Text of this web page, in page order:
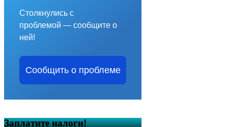
Столкнулись с
проблемой — сообщите о
ней!
Сообщить о проблеме
Заплатите налоги!